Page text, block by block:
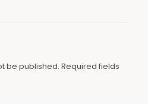
be published. Required fields